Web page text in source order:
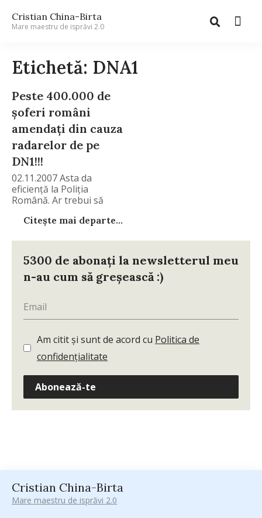
Cristian China-Birta
Mare maestru de isprăvi 2.0
Etichetă: DNA1
Peste 400.000 de
şoferi români
amendaţi din cauza
radarelor de pe
DN1!!!
02.11.2007 Asta da
eficienţă la Poliţia
Română. Ar trebui să
Citește mai departe...
5300 de abonați la newsletterul meu
n-au cum să greșească :)
Am citit și sunt de acord cu Politica de
confidențialitate
Abonează-te
Cristian China-Birta
Mare maestru de isprăvi 2.0